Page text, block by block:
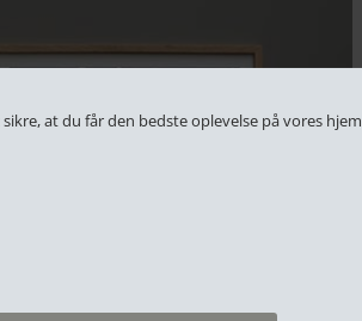
at du får den bedste oplevelse på vores